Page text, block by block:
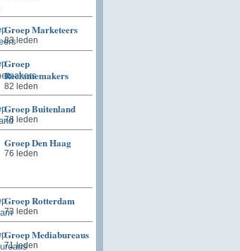
Groep Marketeers
83 leden
Groep
Reclamemakers
82 leden
Groep Buitenland
76 leden
Groep Den Haag
76 leden
Groep Rotterdam
73 leden
Groep Mediabureaus
71 leden